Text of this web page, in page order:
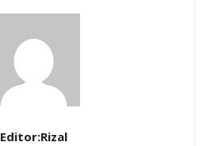
Editor:Rizal